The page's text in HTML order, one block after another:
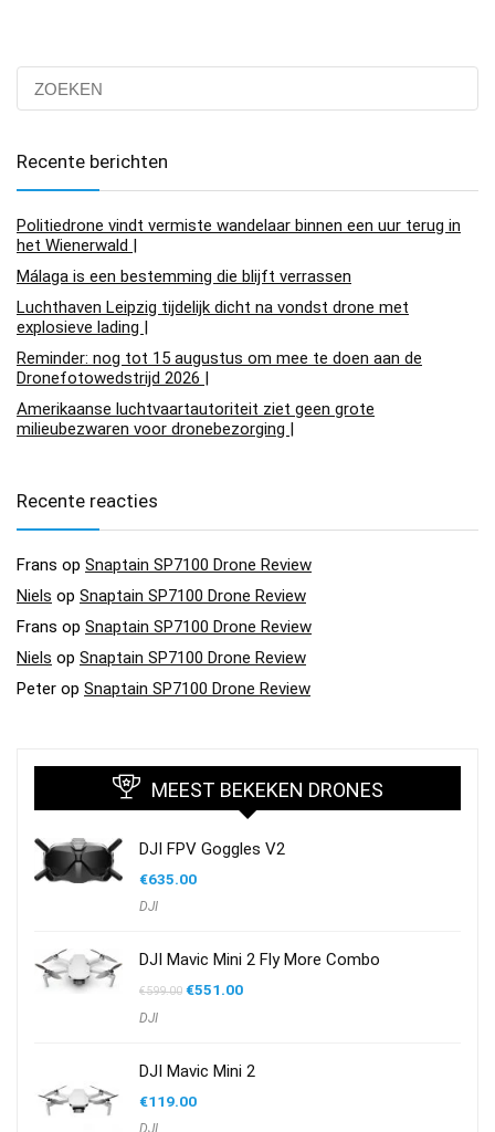
Recente berichten
Politiedrone vindt vermiste wandelaar binnen een uur terug in
het Wienerwald |
Málaga is een bestemming die blijft verrassen
Luchthaven Leipzig tijdelijk dicht na vondst drone met
explosieve lading |
Reminder: nog tot 15 augustus om mee te doen aan de
Dronefotowedstrijd 2026 |
Amerikaanse luchtvaartautoriteit ziet geen grote
milieubezwaren voor dronebezorging |
Recente reacties
Frans op Snaptain SP7100 Drone Review
Niels op Snaptain SP7100 Drone Review
Frans op Snaptain SP7100 Drone Review
Niels op Snaptain SP7100 Drone Review
Peter op Snaptain SP7100 Drone Review
MEEST BEKEKEN DRONES
DJI FPV Goggles V2
€635.00
DJI
DJI Mavic Mini 2 Fly More Combo
€599.00 Oorspronkelijke
€551.00Huidige
DJI
DJI Mavic Mini 2
€119.00
DJI